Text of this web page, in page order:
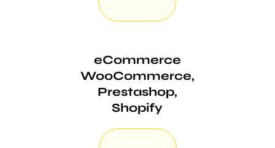
eCommerce
WooCommerce,
Prestashop,
Shopify